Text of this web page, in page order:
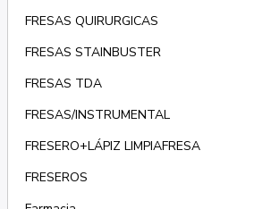
FRESAS QUIRURGICAS
FRESAS STAINBUSTER
FRESAS TDA
FRESAS/INSTRUMENTAL
FRESERO+LÁPIZ LIMPIAFRESA
FRESEROS